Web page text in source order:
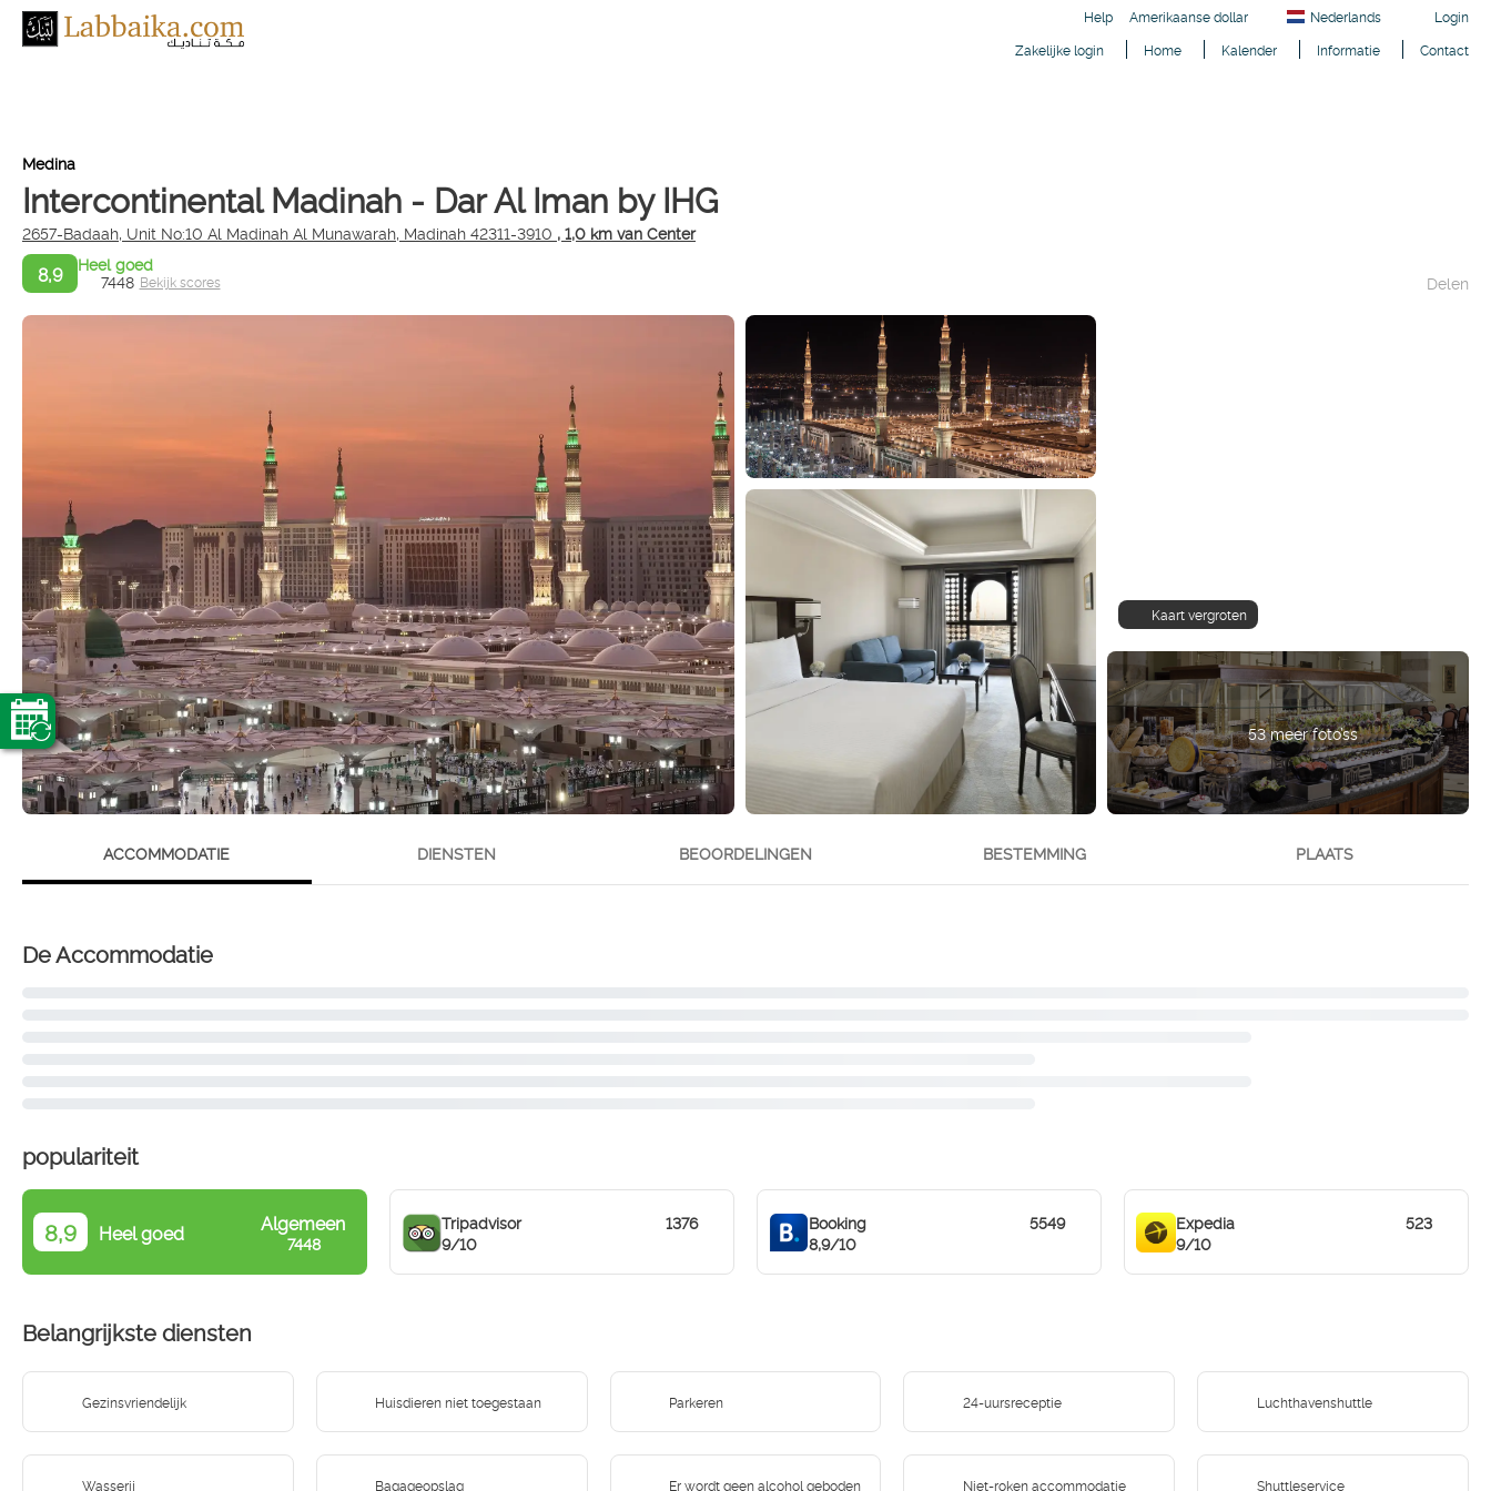
Help Amerikaanse dollar Nederlands
Login
Zakelijke login
Home Kalender Informatie Contact
Medina
Intercontinental Madinah - Dar Al Iman by IHG
2657-Badaah, Unit No:10 Al Madinah Al Munawarah, Madinah 42311-3910 , 1,0 km van Center
8,9
Heel goed
7448 Bekijk scores Delen
Kaart vergroten
53 meer foto’ss
ACCOMMODATIE DIENSTEN BEOORDELINGEN BESTEMMING PLAATS
De Accommodatie
populariteit
8,9 Heel goed Algemeen
7448
Tripadvisor
9/10
1376
Booking
8,9/10
5549
Expedia
9/10
523
Belangrijkste diensten
Gezinsvriendelijk Huisdieren niet toegestaan Parkeren 24-uursreceptie Luchthavenshuttle
Wasserij Bagageopslag Er wordt geen alcohol geboden Niet-roken accommodatie Shuttleservice